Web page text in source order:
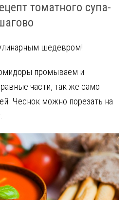
томатного супа-
шедевром!
промываем и
части, так же само
Чеснок можно порезать на